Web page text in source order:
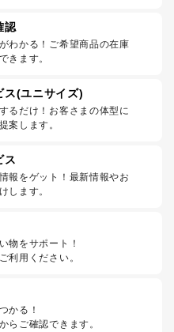
認
わかる！ご希望商品の在庫
きます。
ス(ユニサイズ)
るだけ！お客さまの体型に
案します。
ス
報をゲット！最新情報やお
します。
物をサポート！
利用ください。
かる！
らご確認できます。